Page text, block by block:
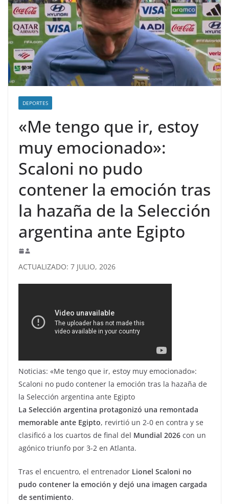
DEPORTES
«Me tengo que ir, estoy
muy emocionado»:
Scaloni no pudo
contener la emoción tras
la hazaña de la Selección
argentina ante Egipto
ACTUALIZADO: 7 JULIO, 2026
Noticias: «Me tengo que ir, estoy muy emocionado»:
Scaloni no pudo contener la emoción tras la hazaña de
la Selección argentina ante Egipto
La Selección argentina protagonizó una remontada
memorable ante Egipto, revirtió un 2-0 en contra y se
clasificó a los cuartos de final del Mundial 2026 con un
agónico triunfo por 3-2 en Atlanta.
Tras el encuentro, el entrenador Lionel Scaloni no
pudo contener la emoción y dejó una imagen cargada
de sentimiento.